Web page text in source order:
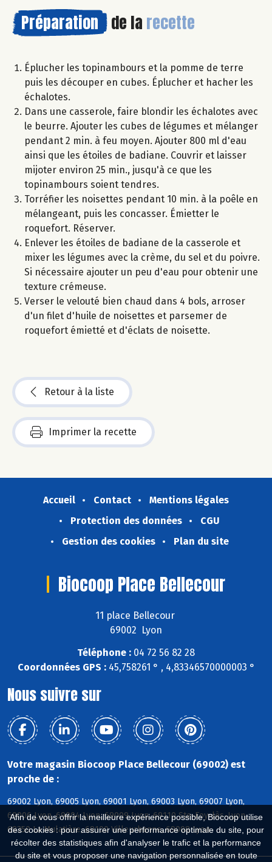
Afin de vous offrir la meilleure expérience possible, Biocoop utilise
des cookies : pour assurer une performance optimale du site, pour
récolter des statistiques afin d'analyser le trafic et la performance
du site et vous proposer une navigation personnalisée en toute
Préparation de la recette
Éplucher les topinambours et la pomme de terre
puis les découper en cubes. Éplucher et hacher les
échalotes.
Dans une casserole, faire blondir les échalotes avec
le beurre. Ajouter les cubes de légumes et mélanger
pendant 2 min. à feu moyen. Ajouter 800 ml d'eau
ainsi que les étoiles de badiane. Couvrir et laisser
mijoter environ 25 min., jusqu'à ce que les
topinambours soient tendres.
Torréfier les noisettes pendant 10 min. à la poêle en
mélangeant, puis les concasser. Émietter le
roquefort. Réserver.
Enlever les étoiles de badiane de la casserole et
mixer les légumes avec la crème, du sel et du poivre.
Si nécessaire ajouter un peu d'eau pour obtenir une
texture crémeuse.
Verser le velouté bien chaud dans 4 bols, arroser
d'un filet d'huile de noisettes et parsemer de
roquefort émietté et d'éclats de noisette.
Retour à la liste
Imprimer la recette
Accueil Contact
Mentions légales
Protection des données
CGU
Gestion des cookies
Plan du site
Biocoop Place Bellecour
11 place Bellecour
69002 Lyon
Téléphone : 04 72 56 82 28
Coordonnées GPS :45,758261 ° , 4,83346570000003 °
Nous suivre sur
Votre magasin Biocoop Place Bellecour (69002) est
proche de :
69002 Lyon, 69005 Lyon, 69001 Lyon, 69003 Lyon, 69007 Lyon,
69006 Lyon, 69004 Lyon, 69009 Lyon, 69110 Ste-Foy-lès-Lyon,
69350 La Mulatière, 69100 Villeurbanne, 69008 Lyon